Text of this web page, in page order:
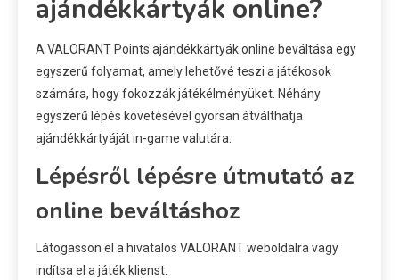
ajándékkártyák online?
A VALORANT Points ajándékkártyák online beváltása egy
egyszerű folyamat, amely lehetővé teszi a játékosok
számára, hogy fokozzák játékélményüket. Néhány
egyszerű lépés követésével gyorsan átválthatja
ajándékkártyáját in-game valutára.
Lépésről lépésre útmutató az
online beváltáshoz
Látogasson el a hivatalos VALORANT weboldalra vagy
indítsa el a játék klienst.